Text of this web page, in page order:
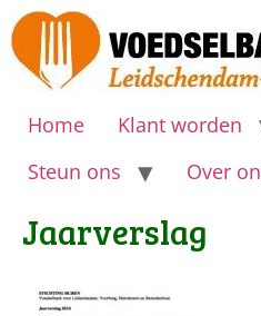
Home Klant worden
Steun ons
Over
Jaarverslag